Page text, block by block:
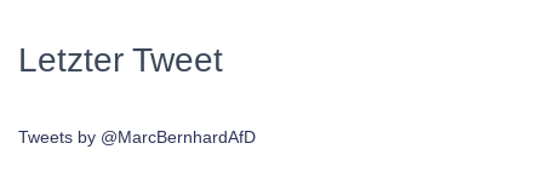
Letzter Tweet
Tweets by @MarcBernhardAfD